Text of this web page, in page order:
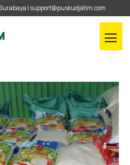
| support@puskudjatim.com